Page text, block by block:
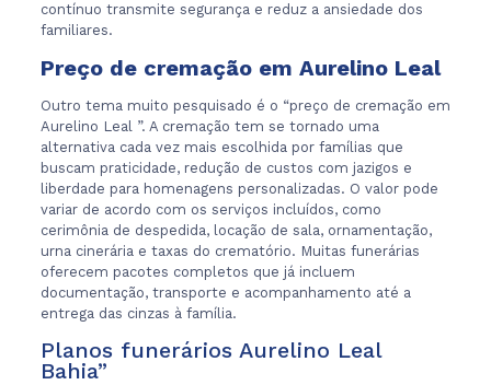
contínuo transmite segurança e reduz a ansiedade dos
familiares.
Preço de cremação em Aurelino Leal
Outro tema muito pesquisado é o “preço de cremação em
Aurelino Leal ”. A cremação tem se tornado uma
alternativa cada vez mais escolhida por famílias que
buscam praticidade, redução de custos com jazigos e
liberdade para homenagens personalizadas. O valor pode
variar de acordo com os serviços incluídos, como
cerimônia de despedida, locação de sala, ornamentação,
urna cinerária e taxas do crematório. Muitas funerárias
oferecem pacotes completos que já incluem
documentação, transporte e acompanhamento até a
entrega das cinzas à família.
Planos funerários Aurelino Leal
Bahia”